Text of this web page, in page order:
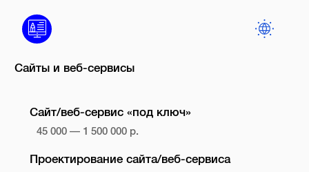
Сайты и веб-сервисы
Сайт/веб-сервис «под ключ»
45 000 — 1 500 000 р.
Проектирование сайта/веб-сервиса